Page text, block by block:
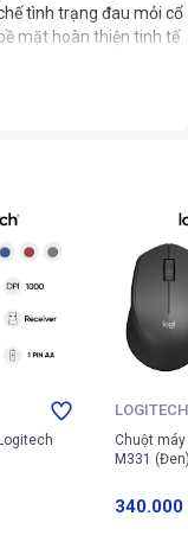
tình trạng đau mỏi cổ
mặt hoàn thiện tinh tế
LOGITECH
Chuột
M331
340.000